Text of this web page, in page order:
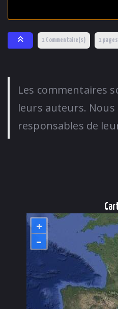
Haut de page1 Commentaire(s) 1 pages
Les commentaires
leurs auteurs. Nous
responsables de
+
–